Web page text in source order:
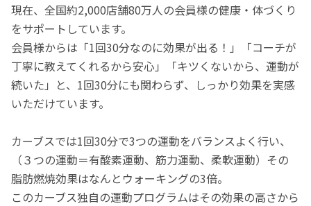
現在、全国約2,000店舗80万人の会員様の健康・体づくり
をサポートしています。
会員様からは「1回30分なのに効果が出る！」「コーチが
丁寧に教えてくれるから安心」「キツくないから、運動が
続いた」と、1回30分にも関わらず、しっかり効果を実感
いただけています。
カーブスでは1回30分で3つの運動をバランスよく行い、
（３つの運動＝有酸素運動、筋力運動、柔軟運動）その
脂肪燃焼効果はなんとウォーキングの3倍。
このカーブス独自の運動プログラムはその効果の高さから